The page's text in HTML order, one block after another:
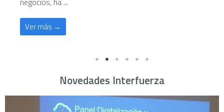
Ver más →
Novedades Interfuerza